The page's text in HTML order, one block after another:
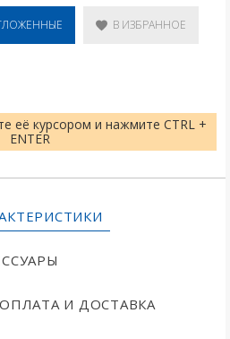
В ИЗБРАННОЕ
её курсором и нажмите CTRL +
ENTER
ОПЛАТА И ДОСТАВКА